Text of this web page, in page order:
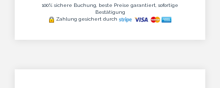
100% sichere Buchung, beste Preise garantiert, sofortige
Bestätigung
Zahlung gesichert durch